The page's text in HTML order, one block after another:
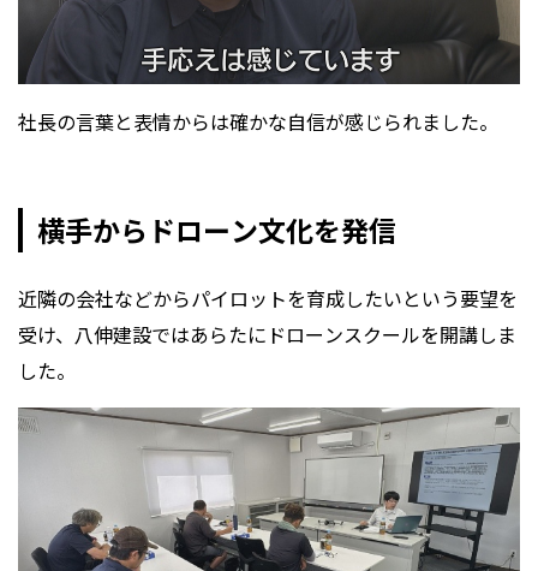
社長の言葉と表情からは確かな自信が感じられました。
横手からドローン文化を発信
近隣の会社などからパイロットを育成したいという要望を
受け、八伸建設ではあらたにドローンスクールを開講しま
した。